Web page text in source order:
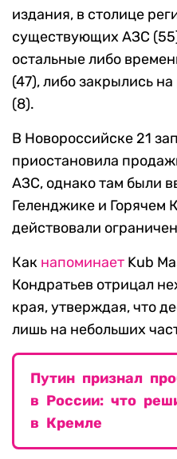
издания, в столице
существующих АЗС
остальные либо
(47), либо закрылись
(8).
В Новороссийске 21
приостановила
АЗС, однако там были
Геленджике и Горячем
действовали
Как напоминает Kub
Кондратьев отрицал
края, утверждая, что
лишь на небольших
Путин признал
в России: что
в Кремле